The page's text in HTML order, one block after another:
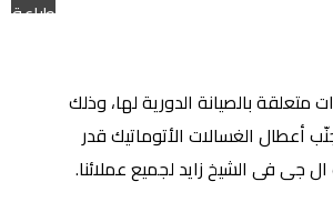
متعلقة بالصيانة الدورية لها، وذلك
أعطال الغسالات الأتوماتيك قدر
جى فى الشيخ زايد لجميع عملائنا.
طباعة